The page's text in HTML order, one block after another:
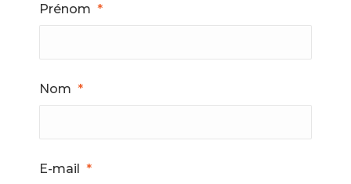
Prénom *
Nom *
E-mail *